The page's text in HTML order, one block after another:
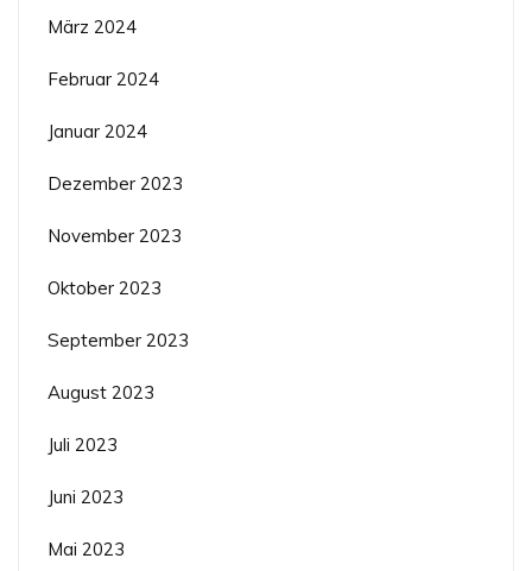
März 2024
Februar 2024
Januar 2024
Dezember 2023
November 2023
Oktober 2023
September 2023
August 2023
Juli 2023
Juni 2023
Mai 2023